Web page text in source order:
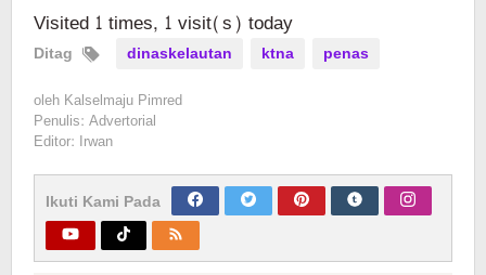
Visited 1 times, 1 visit(s) today
Ditag dinaskelautan ktna penas
oleh Kalselmaju Pimred
Penulis: Advertorial
Editor: Irwan
Ikuti Kami Pada